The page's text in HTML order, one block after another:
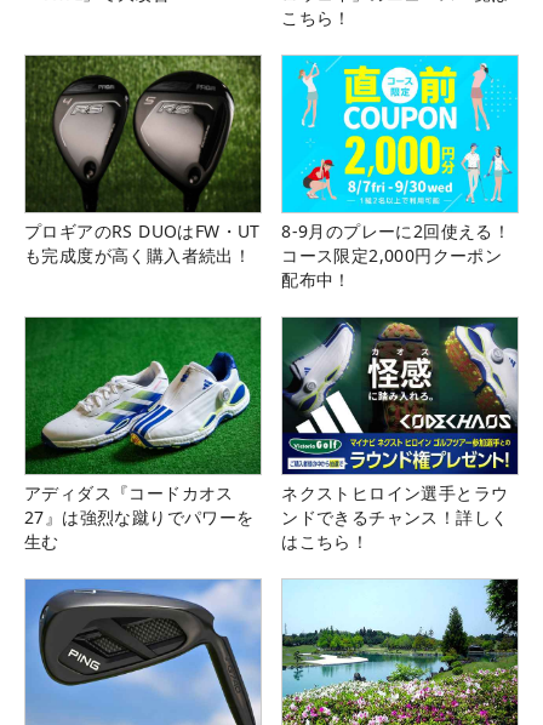
こちら！
プロギアのRS DUOはFW・UT
も完成度が高く購入者続出！
8-9月のプレーに2回使える！
コース限定2,000円クーポン
配布中！
アディダス『コードカオス
27』は強烈な蹴りでパワーを
生む
ネクストヒロイン選手とラウ
ンドできるチャンス！詳しく
はこちら！